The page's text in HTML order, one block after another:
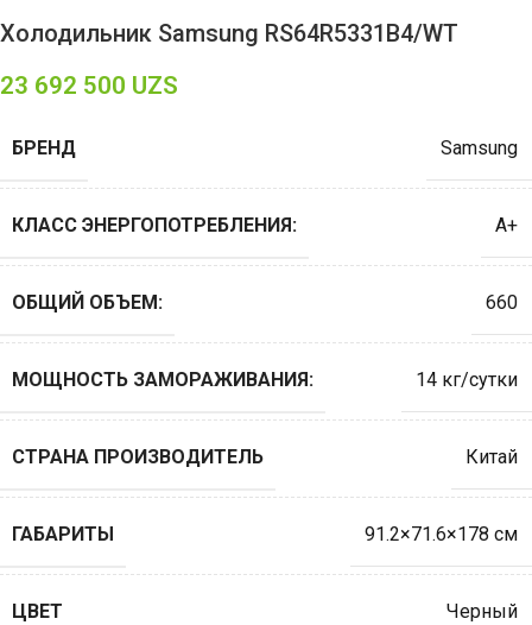
Холодильник Samsung RS64R5331B4/WT
23 692 500 UZS
БРЕНД Samsung
КЛАСС ЭНЕРГОПОТРЕБЛЕНИЯ: A+
ОБЩИЙ ОБЪЕМ: 660
МОЩНОСТЬ ЗАМОРАЖИВАНИЯ: 14 кг/сутки
СТРАНА ПРОИЗВОДИТЕЛЬ Китай
ГАБАРИТЫ 91.2×71.6×178 см
ЦВЕТ Черный